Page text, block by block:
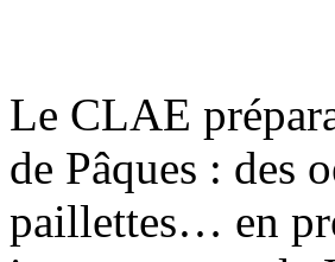
Le CLAE
de Pâques : des
paillettes… en